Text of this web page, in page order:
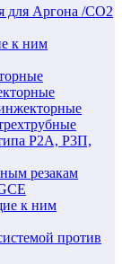
для Аргона /СО2
к ним
Р2А, Р3П,
резакам
к ним
против